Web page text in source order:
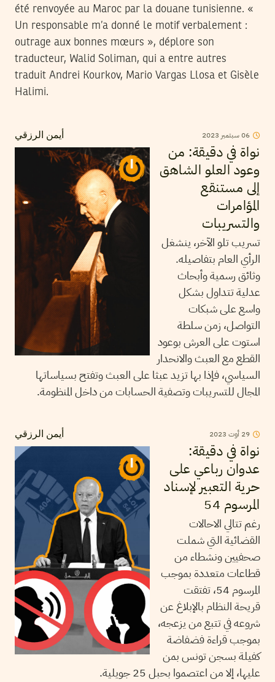
été renvoyée au Maroc par la douane tunisienne. «
Un responsable m’a donné le motif verbalement :
outrage aux bonnes mœurs », déplore son
traducteur, Walid Soliman, qui a entre autres
traduit Andrei Kourkov, Mario Vargas Llosa et Gisèle
Halimi.
أيمن الرزقي 06سبتمبر 2023
نواة في دقيقة: من
وعود العلو الشاهق
إلى مستنقع
المؤامرات
والتسريبات
تسريب تلو الآخر، ينشغل
الرأي العام بتفاصيله.
وثائق رسمية وأبحاث
عدلية تتداول بشكل
واسع على شبكات
التواصل، زمن سلطة
استوت على العرش بوعود
القطع مع العبث والانحدار
السياسي، فإذا بها تزيد عبثا على العبث وتفتح بسياساتها
المجال للتسريبات وتصفية الحسابات من داخل المنظومة.
أيمن الرزقي 29 أوت 2023
نواة في دقيقة:
عدوان رباعي على
حرية التعبير لإسناد
المرسوم 54
رغم تتالي الاحالات
القضائية التي شملت
صحفيين ونشطاء من
قطاعات متعددة بموجب
المرسوم 54، تفتقت
قريحة النظام بالإبلاغ عن
شروعه في تتبع من يزعجه،
بموجب قراءة فضفاضة
كفيلة بسجن تونس بمن
عليها، إلا من اعتصموا بحبل 25 جويلية.